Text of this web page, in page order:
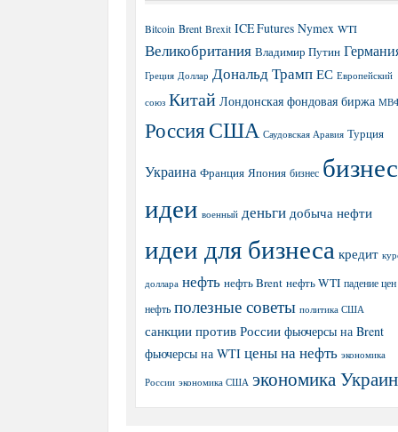
Bitcoin Brent Brexit ICE Futures Nymex WTI
Великобритания Владимир Путин
Греция Доллар Дональд Трамп ЕС Европейский
союз Китай Лондонская фондовая биржа
РоссияСША Саудовская Аравия Турция
Украина Франция Япония бизнес бизнес
идеи военный деньги добыча нефти
идеи для бизнеса кредит
доллара нефть нефть Brent нефть WTI падение
нефть полезные советы политика США
санкции против России фьючерсы на Brent
фьючерсы на WTI цены на нефть экономика
России экономика США экономика